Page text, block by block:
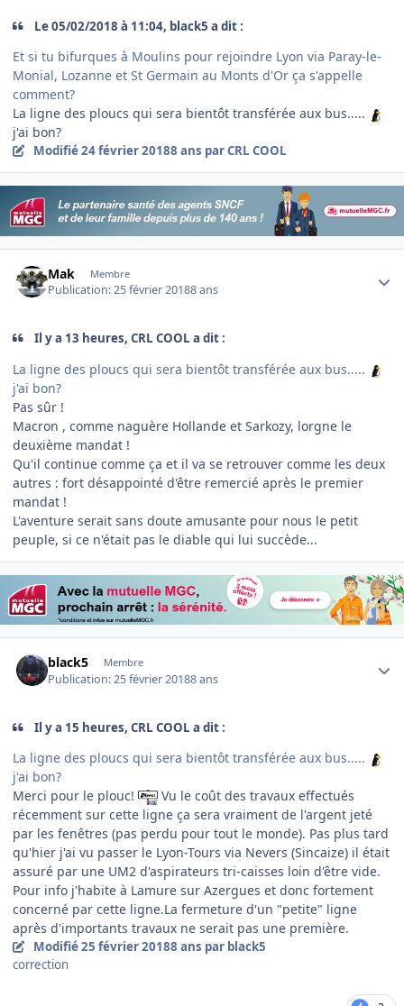
Le 05/02/2018 à 11:04, black5 a dit :
Et si tu bifurques à Moulins pour rejoindre Lyon via Paray-le-
Monial, Lozanne et St Germain au Monts d'Or ça s'appelle
comment?
La ligne des ploucs qui sera bientôt transférée aux bus.....
j'ai bon?
Modifié24 février 20188 ans par CRL COOL
Mak Membre
Publication:25 février 20188 ans
Il y a 13 heures, CRL COOL a dit :
La ligne des ploucs qui sera bientôt transférée aux bus.....
j'ai bon?
Pas sûr !
Macron , comme naguère Hollande et Sarkozy, lorgne le
deuxième mandat !
Qu'il continue comme ça et il va se retrouver comme les deux
autres : fort désappointé d'être remercié après le premier
mandat !
L'aventure serait sans doute amusante pour nous le petit
peuple, si ce n'était pas le diable qui lui succède...
black5 Membre
Publication:25 février 20188 ans
Il y a 15 heures, CRL COOL a dit :
La ligne des ploucs qui sera bientôt transférée aux bus.....
j'ai bon?
Merci pour le plouc!
Vu le coût des travaux effectués
récemment sur cette ligne ça sera vraiment de l'argent jeté
par les fenêtres (pas perdu pour tout le monde). Pas plus tard
qu'hier j'ai vu passer le Lyon-Tours via Nevers (Sincaize) il était
assuré par une UM2 d'aspirateurs tri-caisses loin d'être vide.
Pour info j'habite à Lamure sur Azergues et donc fortement
concerné par cette ligne.La fermeture d'un "petite" ligne
après d'importants travaux ne serait pas une première.
Modifié25 février 20188 ans par black5
correction